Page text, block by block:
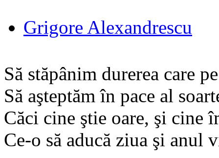
Grigore Alexandrescu
Să stăpânim durerea care
Să aşteptăm în pace al
Căci cine ştie oare, şi cine
Ce-o să aducă ziua şi anul